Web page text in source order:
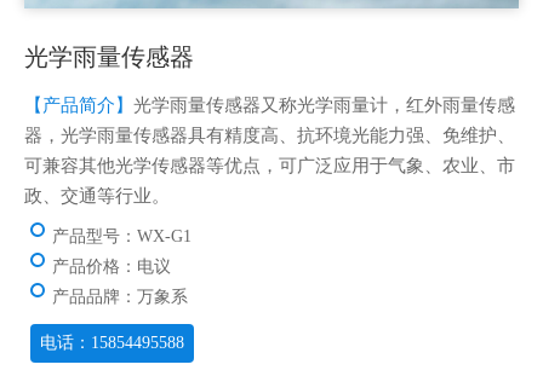
光学雨量传感器
【产品简介】 光学雨量传感器又称光学雨量计，红外雨量传感
器，光学雨量传感器具有精度高、抗环境光能力强、免维护、
可兼容其他光学传感器等优点，可广泛应用于气象、农业、市
政、交通等行业。
产品型号：WX-G1
产品价格：电议
产品品牌：万象系
电话：15854495588